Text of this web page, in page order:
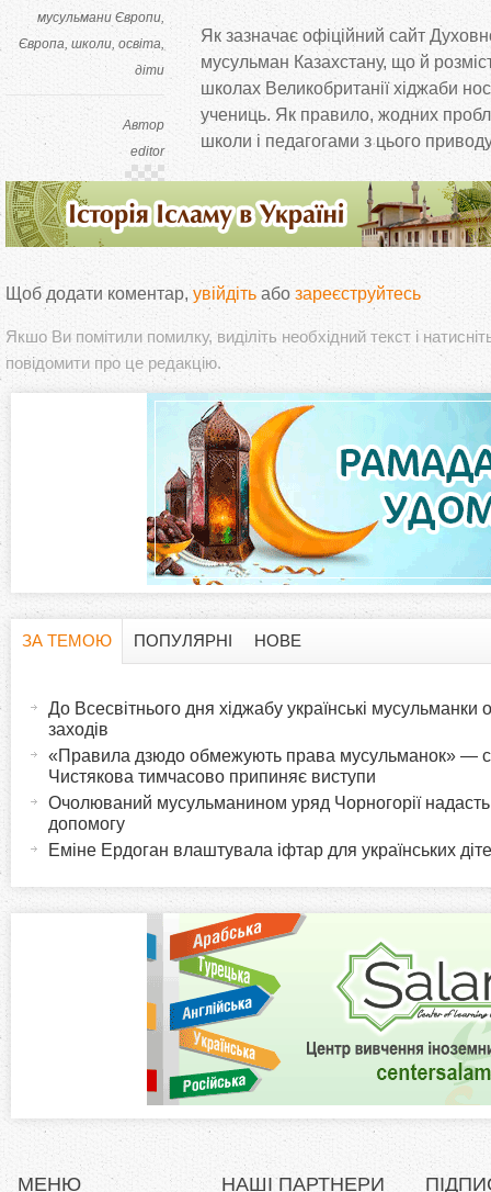
мусульмани Європи
Європа школи освіта
діти
Автор
editor
Як зазначає офіційний сайт
мусульман Казахстану, що й
школах Великобританії хіджаби
учениць. Як правило, жодних
школи і педагогами з цього
Щоб додати коментар, увійдітьабо зареєструйтесь
Якшо Ви помітили помилку, виділіть необхідний текст і
повідомити про це редакцію.
z
ЗА ТЕМОЮ
в
к
ПОПУЛЯРНІ НОВЕ
До Всесвітнього дня хіджабу українські мусульманки
заходів
«Правила дзюдо обмежують права мусульманок» —
Чистякова тимчасово припиняє виступи
Очолюваний мусульманином уряд Чорногорії надасть
допомогу
Еміне Ердоган влаштувала іфтар для українських
МЕНЮ НАШІ ПАРТНЕРИ